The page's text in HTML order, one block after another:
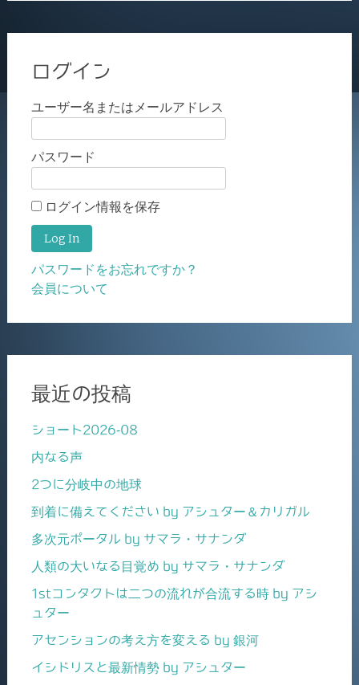
ログイン
ユーザー名またはメールアドレス
パスワード
ログイン情報を保存
パスワードをお忘れですか？
会員について
最近の投稿
ショート2026-08
内なる声
2つに分岐中の地球
到着に備えてください by アシュター＆カリガル
多次元ポータル by サマラ・サナンダ
人類の大いなる目覚め by サマラ・サナンダ
1stコンタクトは二つの流れが合流する時 by アシ
ュター
アセンションの考え方を変える by 銀河
イシドリスと最新情勢 by アシュター